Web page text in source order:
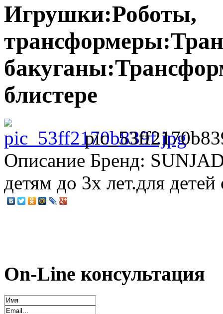
Игрушки:Роботы,
блистере
Описание Бренд:
детям до 3х лет.для детей
On-Line консультация